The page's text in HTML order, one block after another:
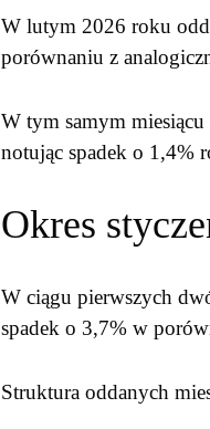
W lutym 2026 roku
porównaniu z
W tym samym
notując spadek o 1,4%
Okres
W ciągu pierwszych
spadek o 3,7% w
Struktura oddanych